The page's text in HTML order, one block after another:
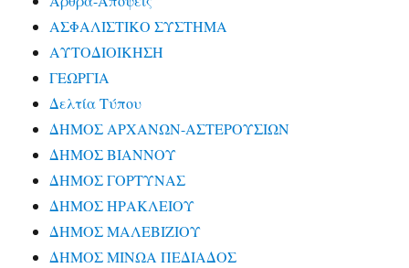
ΑΣΦΑΛΙΣΤΙΚΟ ΣΥΣΤΗΜΑ
ΑΥΤΟΔΙΟΙΚΗΣΗ
ΓΕΩΡΓΙΑ
Δελτία Τύπου
ΔΗΜΟΣ ΑΡΧΑΝΩΝ-ΑΣΤΕΡΟΥΣΙΩΝ
ΔΗΜΟΣ ΒΙΑΝΝΟΥ
ΔΗΜΟΣ ΓΟΡΤΥΝΑΣ
ΔΗΜΟΣ ΗΡΑΚΛΕΙΟΥ
ΔΗΜΟΣ ΜΑΛΕΒΙΖΙΟΥ
ΔΗΜΟΣ ΜΙΝΩΑ ΠΕΔΙΑΔΟΣ